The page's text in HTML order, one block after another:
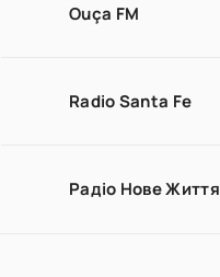
Ouça FM
Radio Santa Fe
Радiо Нове Життя